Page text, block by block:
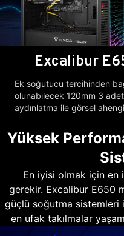
Excalibur
Ek soğutucu tercihinden
olunabilecek 120mm 3
aydınlatma ile görsel
Yüksek
En iyisi olmak için en
gerekir. Excalibur E650
güçlü soğutma
en ufak takılmalar